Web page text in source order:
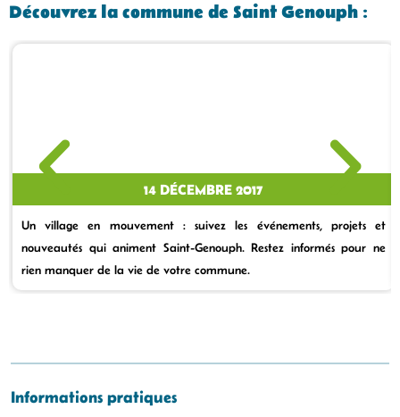
Découvrez la commune de Saint Genouph :
14 DÉCEMBRE 2017
Un village en mouvement : suivez les événements, projets et
nouveautés qui animent Saint-Genouph. Restez informés pour ne
rien manquer de la vie de votre commune.
Informations pratiques